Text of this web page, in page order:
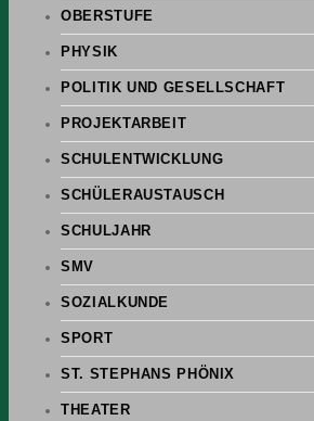
OBERSTUFE
PHYSIK
POLITIK UND GESELLSCHAFT
PROJEKTARBEIT
SCHULENTWICKLUNG
SCHÜLERAUSTAUSCH
SCHULJAHR
SMV
SOZIALKUNDE
SPORT
ST. STEPHANS PHÖNIX
THEATER